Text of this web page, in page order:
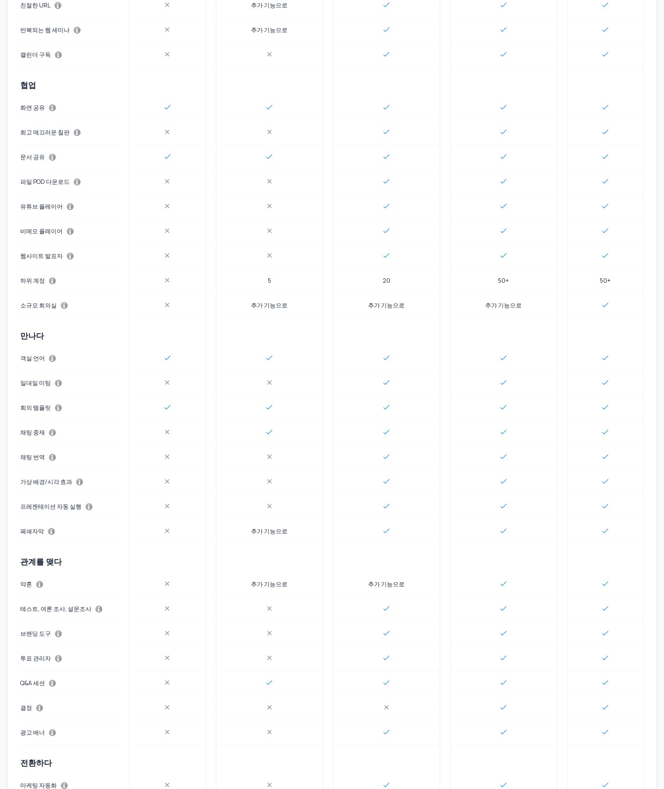
친절한 URL
반복되는 웹 세미나
캘린더 구독
협업
화면 공유
희고 매끄러운 칠판
문서 공유
파일 POD 다운로드
유튜브 플레이어
비메오 플레이어
웹사이트 발표자
하위 계정
소규모 회의실
만나다
객실 언어
일대일 미팅
회의 템플릿
채팅 중재
채팅 번역
가상 배경/시각 효과
프레젠테이션 자동 실행
폐쇄자막
관계를 맺다
약혼
테스트, 여론 조사, 설문조사
브랜딩 도구
투표 관리자
Q&A 세션
결정
광고 배너
전환하다
마케팅 자동화
추가 기능으로
추가 기능으로
5
추가 기능으로
추가 기능으로
추가 기능으로
20
추가 기능으로
추가 기능으로
50+
추가 기능으로
50+